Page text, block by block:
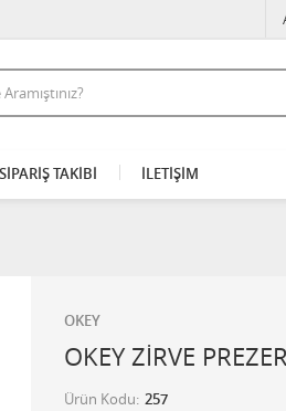
SİPARİŞ TAKİBİ İLETİŞİM
OKEY
OKEY ZİRVE
Ürün Kodu 257